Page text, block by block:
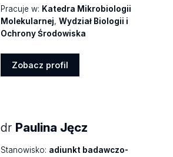
Pracuje w: Katedra Mikrobiologii
Molekularnej,Wydział Biologii i
Ochrony Środowiska
Zobacz profil
dr Paulina Jęcz
Stanowisko: adiunkt badawczo-